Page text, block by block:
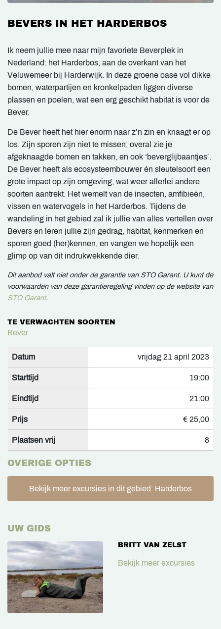
BEVERS IN HET HARDERBOS
Ik neem jullie mee naar mijn favoriete Beverplek in
Nederland: het Harderbos, aan de overkant van het
Veluwemeer bij Harderwijk. In deze groene oase vol dikke
bomen, waterpartijen en kronkelpaden liggen diverse
plassen en poelen, wat een erg geschikt habitat is voor de
Bever.
De Bever heeft het hier enorm naar z’n zin en knaagt er op
los. Zijn sporen zijn niet te missen; overal zie je
afgeknaagde bomen en takken, en ook ‘beverglijbaantjes’.
De Bever heeft als ecosysteembouwer én sleutelsoort een
grote impact op zijn omgeving, wat weer allerlei andere
soorten aantrekt. Het wemelt van de insecten, amfibieën,
vissen en watervogels in het Harderbos. Tijdens de
wandeling in het gebied zal ik jullie van alles vertellen over
Bevers en leren jullie zijn gedrag, habitat, kenmerken en
sporen goed (her)kennen, en vangen we hopelijk een
glimp op van dit indrukwekkende dier.
Dit aanbod valt niet onder de garantie van STO Garant. U kunt de
voorwaarden van deze garantieregeling vinden op de website van
STO Garant.
TE VERWACHTEN SOORTEN
Bever
Datum vrijdag 21 april 2023
Starttijd 19:00
Eindtijd 21:00
Prijs € 25,00
Plaatsen vrij 8
OVERIGE OPTIES
Bekijk meer excursies in dit gebied: Harderbos
UW GIDS
BRITT VAN ZELST
Bekijk meer excursies